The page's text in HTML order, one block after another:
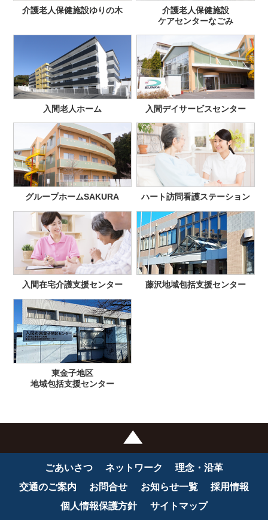
介護老人保健施設ゆりの木
介護老人保健施設
ケアセンターなごみ
入間老人ホーム 入間デイサービスセンター
グループホームSAKURA ハート訪問看護ステーション
入間在宅介護支援センター 藤沢地域包括支援センター
東金子地区
地域包括支援センター
ごあいさつ ネットワーク
理念・沿革
交通のご案内
お問合せ お知らせ一覧
採用情報
個人情報保護方針
サイトマップ